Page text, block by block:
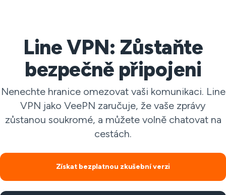
Line VPN: Zůstaňte
bezpečně připojeni
Nenechte hranice omezovat vaši komunikaci. Line
VPN jako VeePN zaručuje, že vaše zprávy
zůstanou soukromé, a můžete volně chatovat na
cestách.
Získat bezplatnou zkušební verzi